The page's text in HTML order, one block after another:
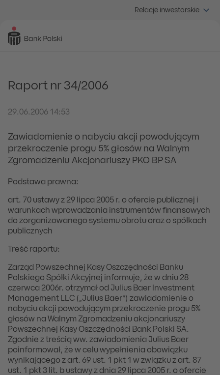
Relacje inwestorskie
Raport nr 34/2006
29.06.2006 14:53
Zawiadomienie o nabyciu akcji powodującym
przekroczenie progu 5% głosów na Walnym
Zgromadzeniu Akcjonariuszy PKO BP SA
Podstawa prawna:
art. 70 ustawy z 29 lipca 2005 r. o ofercie publicznej i
warunkach wprowadzania instrumentów finansowych
do zorganizowanego systemu obrotu oraz o spółkach
publicznych
Treść raportu:
Zarząd Powszechnej Kasy Oszczędności Banku
Polskiego Spółki Akcyjnej informuje, że w dniu 28
czerwca 2006r. otrzymał od Julius Baer Investment
Management LLC („Julius Baer”) zawiadomienie o
nabyciu akcji powodującym przekroczenie progu 5%
głosów na Walnym Zgromadzeniu akcjonariuszy
Powszechnej Kasy Oszczędności Bank Polski SA.
Zgodnie z treścią ww. zawiadomienia Julius Baer
poinformował, że w celu wypełnienia obowiązku
wynikającego z art. 69 ust. 1 pkt 1 w związku z art. 87
ust. 1 pkt 3 lit. b ustawy z dnia 29 lipca 2005 r. o ofercie